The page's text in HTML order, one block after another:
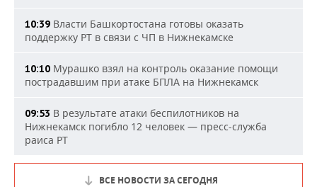
10:39 Власти Башкортостана готовы оказать
поддержку РТ в связи с ЧП в Нижнекамске
10:10 Мурашко взял на контроль оказание помощи
пострадавшим при атаке БПЛА на Нижнекамск
09:53 В результате атаки беспилотников на
Нижнекамск погибло 12 человек — пресс-служба
раиса РТ
ВСЕ НОВОСТИ ЗА СЕГОДНЯ